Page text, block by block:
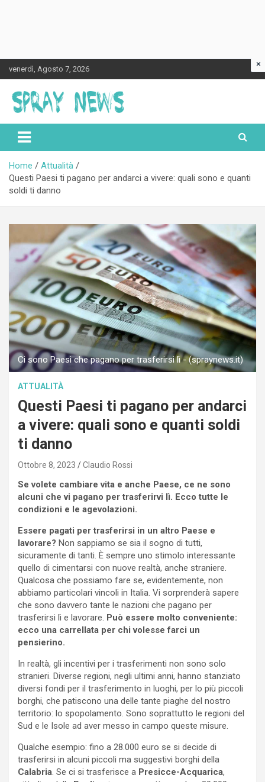
to
content
venerdì, Agosto 7, 2026
Spraynews.it
Home
Attualità
Questi Paesi ti pagano per andarci a vivere: quali sono e quanti
soldi ti danno
Ci sono Paesi che pagano per trasferirsi lì - (spraynews.it)
ATTUALITÀ
Questi Paesi ti pagano per andarci
a vivere: quali sono e quanti soldi
ti danno
Ottobre 8, 2023 Claudio Rossi
Se volete cambiare vita e anche Paese, ce ne sono
alcuni che vi pagano per trasferirvi lì. Ecco tutte le
condizioni e le agevolazioni.
Essere pagati per trasferirsi in un altro Paese e
lavorare? Non sappiamo se sia il sogno di tutti,
sicuramente di tanti. È sempre uno stimolo interessante
quello di cimentarsi con nuove realtà, anche straniere.
Qualcosa che possiamo fare se, evidentemente, non
abbiamo particolari vincoli in Italia. Vi sorprenderà sapere
che sono davvero tante le nazioni che pagano per
trasferirsi lì e lavorare. Può essere molto conveniente:
ecco una carrellata per chi volesse farci un
pensierino.
In realtà, gli incentivi per i trasferimenti non sono solo
stranieri. Diverse regioni, negli ultimi anni, hanno stanziato
diversi fondi per il trasferimento in luoghi, per lo più piccoli
borghi, che patiscono una delle tante piaghe del nostro
territorio: lo spopolamento. Sono soprattutto le regioni del
Sud e le Isole ad aver messo in campo queste misure.
Qualche esempio: fino a 28.000 euro se si decide di
trasferirsi in alcuni piccoli ma suggestivi borghi della
Calabria. Se ci si trasferisce a Presicce-Acquarica,
×